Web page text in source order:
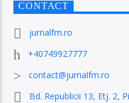
CONTACT
jurnalfm.ro
+40749927777
contact@jurnalfm.ro
Bd. Republicii 13, Etj. 2,